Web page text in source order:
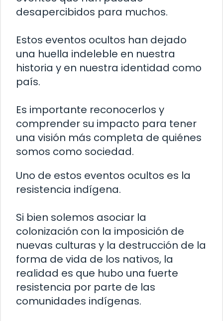
desapercibidos para muchos.
Estos eventos ocultos han dejado
una huella indeleble en nuestra
historia y en nuestra identidad como
país.
Es importante reconocerlos y
comprender su impacto para tener
una visión más completa de quiénes
somos como sociedad.
Uno de estos eventos ocultos es la
resistencia indígena.
Si bien solemos asociar la
colonización con la imposición de
nuevas culturas y la destrucción de la
forma de vida de los nativos, la
realidad es que hubo una fuerte
resistencia por parte de las
comunidades indígenas.